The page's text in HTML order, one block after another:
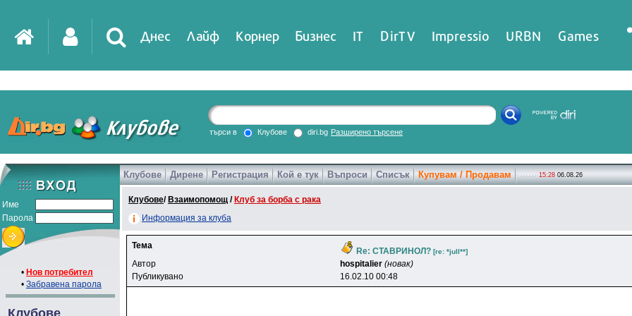
Днес Лайф Корнер Бизнес IT DirTV Impressio URBN Games
търси в Клубове diri.bg Разширено търсене
Име
Парола
• Нов потребител
• Забравена парола
Клубове
Клубове Дирене Регистрация Кой е тук Въпроси Списък Купувам / Продавам 15:28 06.08.26
Клубове/ Взаимопомощ / Клуб за борба с рака
Информация за клуба
Тема
Re: СТАВРИНОЛ? [re: *jull**]
Автор hospitalier (новак)
Публикувано
16.02.10 00:48